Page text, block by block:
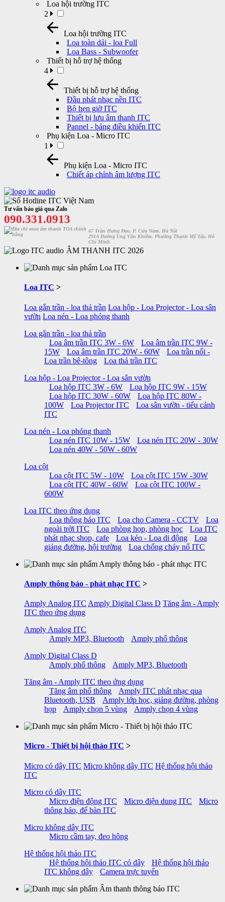
Loa hội trường ITC
2
Loa hội trường ITC
Loa toàn dải - loa Full
Loa Bass - Subwoofer
Thiết bị hỗ trợ hệ thống
4
Thiết bị hỗ trợ hệ thống
Đầu phát nhạc nền ITC
Bộ hẹn giờ ITC
Thiết bị lưu âm thanh ITC
Pannel - bảng điều khiển ITC
Phụ kiện Loa - Micro ITC
1
Phụ kiện Loa - Micro ITC
Chiết áp chỉnh âm lượng ITC
Tư vấn báo giá qua Zalo
090.331.0913
67 Trần Hưng Đạo, P. Cửa Nam, Hà Nội
291A Đường Ung Văn Khiêm, Phường Thạnh Mỹ Tây, Hỗ
Chí Minh
ÂM THANH ITC 2026
Loa ITC >
Loa gắn trần - loa thả trần Loa hộp - Loa Projector - Loa sân
vườn Loa nén - Loa phóng thanh
Loa gắn trần - loa thả trần
Loa âm trần ITC 3W - 6W
Loa âm trần ITC 9W -
15W
Loa âm trần ITC 20W - 60W
Loa trần nổi -
Loa trần bê-tông
Loa thả trần ITC
Loa hộp - Loa Projector - Loa sân vườn
Loa hộp ITC 3W - 6W
Loa hộp ITC 9W - 15W
Loa hộp ITC 30W - 60W
Loa hộp ITC 80W -
100W
Loa Projector ITC
Loa sân vườn - tiểu cảnh
ITC
Loa nén - Loa phóng thanh
Loa nén ITC 10W - 15W
Loa nén ITC 20W - 30W
Loa nén 40W - 50W - 60W
Loa cột
Loa cột ITC 5W - 10W
Loa cột ITC 15W -30W
Loa cột ITC 40W - 60W
Loa cột ITC 100W -
600W
Loa ITC theo ứng dụng
Loa thông báo ITC
Loa cho Camera - CCTV
Loa
ngoài trời ITC
Loa phòng họp, phòng học
Loa ITC
phát nhạc shop, cafe
Loa kéo - Loa di động
Loa
giảng đường, hội trường
Loa chống cháy nổ ITC
Amply thông báo - phát nhạc ITC >
Amply Analog ITC Amply Digital Class D Tăng âm - Amply
ITC theo ứng dụng
Amply Analog ITC
Amply MP3, Bluetooth
Amply phổ thông
Amply Digital Class D
Amply phổ thông
Amply MP3, Bluetooth
Tăng âm - Amply ITC theo ứng dụng
Tăng âm phổ thông
Amply ITC phát nhạc qua
Bluetooth, USB
Amply lớp học, giảng đường, phòng
họp
Amply chọn 5 vùng Amply chọn 4 vùng
Micro - Thiết bị hội thảo ITC >
Micro có dây ITC Micro không dây ITC Hệ thống hội thảo
ITC
Micro có dây ITC
Micro điện động ITC
Micro điện dung ITC
Micro
thông báo, để bàn ITC
Micro không dây ITC
Micro cầm tay, đeo hông
Hệ thống hội thảo ITC
Hệ thống hội thảo ITC có dây
Hệ thống hội thảo
ITC không dây
Camera trực tuyến